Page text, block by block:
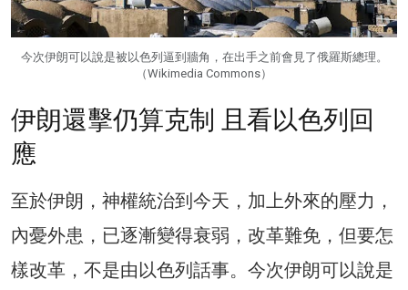
今次伊朗可以說是被以色列逼到牆角，在出手之前會見了俄羅斯總理。
（Wikimedia Commons）
伊朗還擊仍算克制 且看以色列回
應
至於伊朗，神權統治到今天，加上外來的壓力，
內憂外患，已逐漸變得衰弱，改革難免，但要怎
樣改革，不是由以色列話事。今次伊朗可以說是